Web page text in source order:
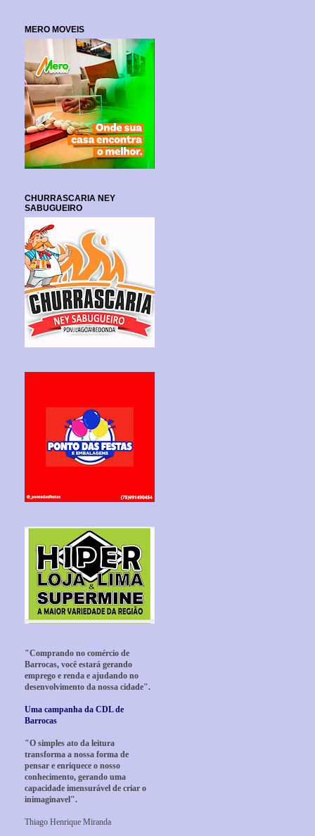
MERO MOVEIS
CHURRASCARIA NEY
SABUGUEIRO
"Comprando no comércio de
Barrocas, você estará gerando
emprego e renda e ajudando no
desenvolvimento da nossa cidade".
Uma campanha da CDL de
Barrocas
"O simples ato da leitura
transforma a nossa forma de
pensar e enriquece o nosso
conhecimento, gerando uma
capacidade imensurável de criar o
inimaginavel".
Thiago Henrique Miranda